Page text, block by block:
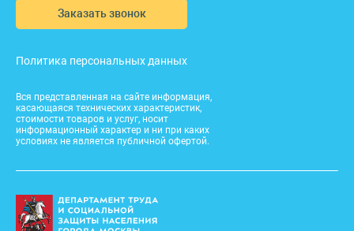
Вся представленная на сайте информация,
касающаяся технических характеристик,
стоимости товаров и услуг, носит
информационный характер и ни при каких
условиях не является публичной офертой.
Заказать звонок
Политика персональных данных